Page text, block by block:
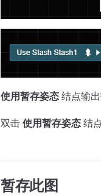
使用暂存姿态 结点输
双击 使用暂存姿态 结
暂存此图